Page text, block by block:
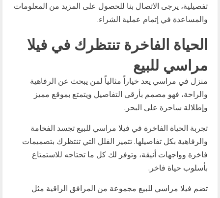
تفصيلية، يرجى الاتصال بنا للحصول على المزيد من المعلومات
والمساعدة في إتمام عملية الشراء.
الحياة الفاخرة تنتظرك في فيلا
مراسي للبيع
منزل في مراسي يعد خياراً مثالياً لمن يبحث عن الرفاهية
والراحة، فهو مصمم بأرقى التفاصيل ويتمتع بموقع مميز
وإطلالة ساحرة على البحر.
تجربة الحياة الفاخرة في فيلا مراسي للبيع تجسد الفخامة
والرفاهية بكل تفاصيلها. تتميز الفلل التي تنتظرك بتصميمات
فاخرة وواجهات أنيقة، وتوفر لك كل ما تحتاجه للاستمتاع
بأسلوب حياة فاخر.
تضم فيلا مراسي للبيع مجموعة من المرافق الراقية مثل